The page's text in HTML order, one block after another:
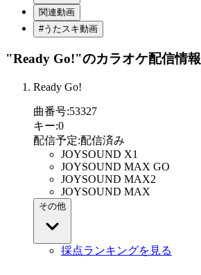
関連動画
#うたスキ動画
"Ready Go!"のカラオケ配信情報
Ready Go!
曲番号:53327
キー:0
配信予定:配信済み
JOYSOUND X1
JOYSOUND MAX GO
JOYSOUND MAX2
JOYSOUND MAX
その他
採点ランキングを見る